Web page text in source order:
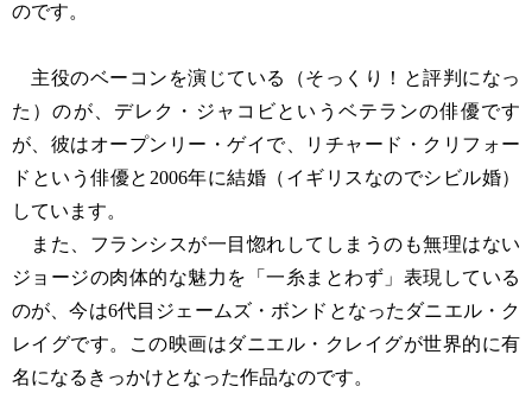
のです。
主役のベーコンを演じている（そっくり！と評判になっ
た）のが、デレク・ジャコビというベテランの俳優です
が、彼はオープンリー・ゲイで、リチャード・クリフォー
ドという俳優と2006年に結婚（イギリスなのでシビル婚）
しています。
また、フランシスが一目惚れしてしまうのも無理はない
ジョージの肉体的な魅力を「一糸まとわず」表現している
のが、今は6代目ジェームズ・ボンドとなったダニエル・ク
レイグです。この映画はダニエル・クレイグが世界的に有
名になるきっかけとなった作品なのです。